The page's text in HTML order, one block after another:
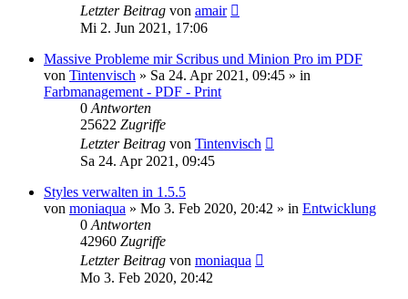
Letzter Beitrag von amair
Mi 2. Jun 2021, 17:06
Massive Probleme mir Scribus und Minion Pro im PDF
von Tintenvisch » Sa 24. Apr 2021, 09:45 » in
Farbmanagement - PDF - Print
0 Antworten
25622 Zugriffe
Letzter Beitrag von Tintenvisch
Sa 24. Apr 2021, 09:45
Styles verwalten in 1.5.5
von moniaqua » Mo 3. Feb 2020, 20:42 » in Entwicklung
0 Antworten
42960 Zugriffe
Letzter Beitrag von moniaqua
Mo 3. Feb 2020, 20:42